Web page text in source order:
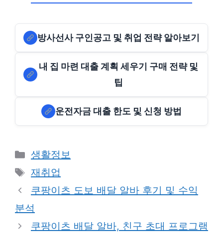
방사선사 구인공고 및 취업 전략 알아보기
내 집 마련 대출 계획 세우기 구매 전략 및
팁
운전자금 대출 한도 및 신청 방법
Categories
생활정보
Tags
재취업
쿠팡이츠 도보 배달 알바 후기 및 수익
분석
쿠팡이츠 배달 알바, 친구 초대 프로그램